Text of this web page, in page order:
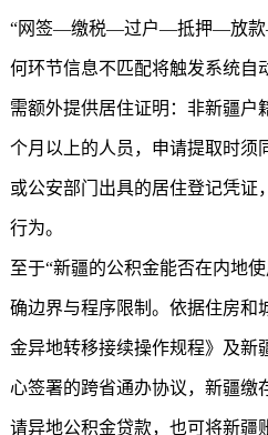
“网签—缴税—过户—抵押—放款
何环节信息不匹配将触发系统自
需额外提供居住证明：非新疆户
个月以上的人员，申请提取时须
或公安部门出具的居住登记凭证
行为。
至于“新疆的公积金能否在内地
确边界与程序限制。依据住房和
金异地转移接续操作规程》及新
心签署的跨省通办协议，新疆缴
请异地公积金贷款，也可将新疆